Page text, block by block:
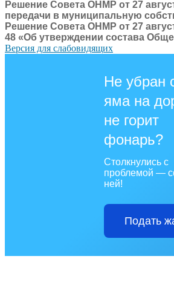
Решение Совета ОНМР от 27
передачи в муниципальную
Решение Совета ОНМР от 27
48 «Об утверждении состава
Версия для слабовидящих
Не убран
яма на
не горит
фонарь?
Столкнулись с
проблемой —
ней!
Подать